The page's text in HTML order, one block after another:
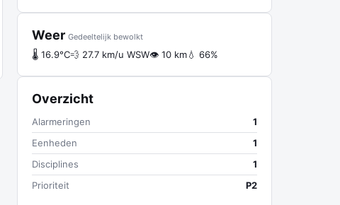
Weer Gedeeltelijk bewolkt
🌡 16.9°C💨 27.7 km/u WSW👁 10 km💧 66%
Overzicht
Alarmeringen
1
Eenheden
1
Disciplines
1
Prioriteit
P2